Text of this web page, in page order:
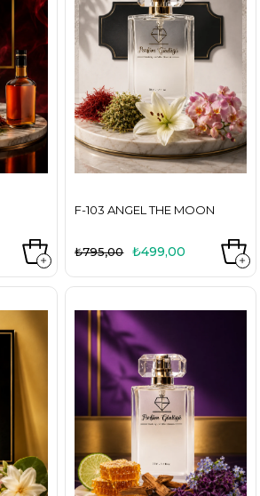
F-103 ANGEL THE MOON
₺499,00
₺795,00